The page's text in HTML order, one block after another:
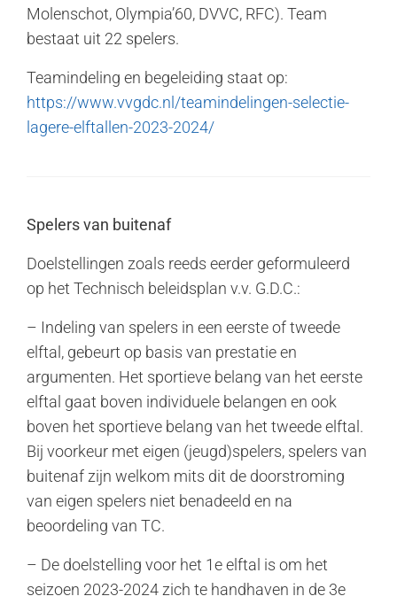
Molenschot, Olympia’60, DVVC, RFC). Team
bestaat uit 22 spelers.
Teamindeling en begeleiding staat op:
https://www.vvgdc.nl/teamindelingen-selectie-
lagere-elftallen-2023-2024/
Spelers van buitenaf
Doelstellingen zoals reeds eerder geformuleerd
op het Technisch beleidsplan v.v. G.D.C.:
– Indeling van spelers in een eerste of tweede
elftal, gebeurt op basis van prestatie en
argumenten. Het sportieve belang van het eerste
elftal gaat boven individuele belangen en ook
boven het sportieve belang van het tweede elftal.
Bij voorkeur met eigen (jeugd)spelers, spelers van
buitenaf zijn welkom mits dit de doorstroming
van eigen spelers niet benadeeld en na
beoordeling van TC.
– De doelstelling voor het 1e elftal is om het
seizoen 2023-2024 zich te handhaven in de 3e